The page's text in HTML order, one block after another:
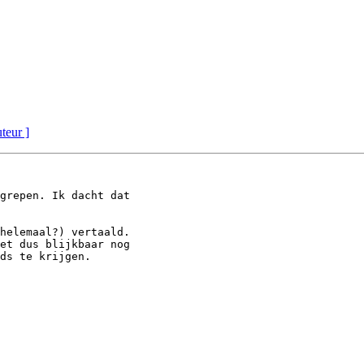
]
Ik dacht dat
vertaald.
dus blijkbaar nog
te krijgen.